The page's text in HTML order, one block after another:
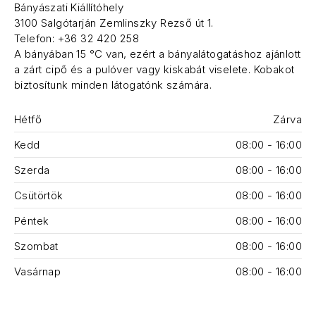
Bányászati Kiállítóhely
3100 Salgótarján Zemlinszky Rezső út 1.
Telefon: +36 32 420 258
A bányában 15 °C van, ezért a bányalátogatáshoz ajánlott
a zárt cipő és a pulóver vagy kiskabát viselete. Kobakot
biztosítunk minden látogatónk számára.
Hétfő
Zárva
Kedd
08:00 - 16:00
Szerda
08:00 - 16:00
Csütörtök
08:00 - 16:00
Péntek
08:00 - 16:00
Szombat
08:00 - 16:00
Vasárnap
08:00 - 16:00